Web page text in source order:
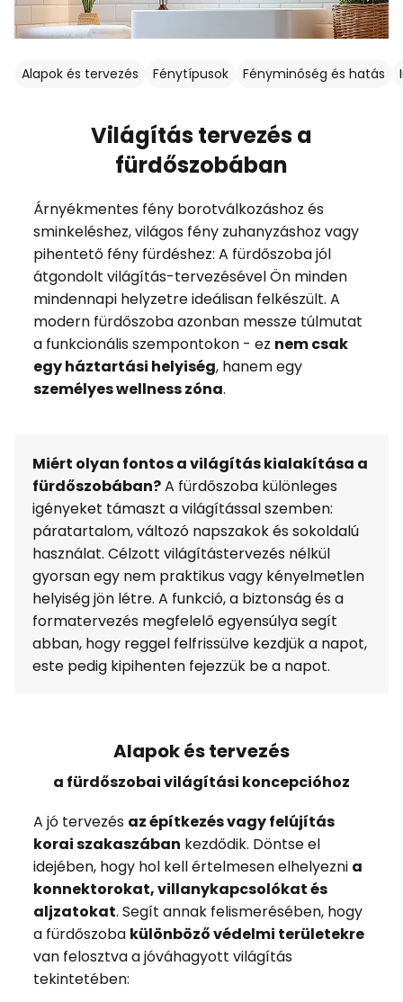
Alapok és tervezés Fénytípusok Fényminőség és hatás
Világítás tervezés a
fürdőszobában
Árnyékmentes fény borotválkozáshoz és
sminkeléshez, világos fény zuhanyzáshoz vagy
pihentető fény fürdéshez: A fürdőszoba jól
átgondolt világítás-tervezésével Ön minden
mindennapi helyzetre ideálisan felkészült. A
modern fürdőszoba azonban messze túlmutat
a funkcionális szempontokon - ez nem csak
egy háztartási helyiség, hanem egy
személyes wellness zóna.
Miért olyan fontos a világítás kialakítása a
fürdőszobában?A fürdőszoba különleges
igényeket támaszt a világítással szemben:
páratartalom, változó napszakok és sokoldalú
használat. Célzott világítástervezés nélkül
gyorsan egy nem praktikus vagy kényelmetlen
helyiség jön létre. A funkció, a biztonság és a
formatervezés megfelelő egyensúlya segít
abban, hogy reggel felfrissülve kezdjük a napot,
este pedig kipihenten fejezzük be a napot.
Alapok és tervezés
a fürdőszobai világítási koncepcióhoz
A jó tervezés az építkezés vagy felújítás
korai szakaszában kezdődik. Döntse el
idejében, hogy hol kell értelmesen elhelyezni a
konnektorokat, villanykapcsolókat és
aljzatokat. Segít annak felismerésében, hogy
a fürdőszoba különböző védelmi területekre
van felosztva a jóváhagyott világítás
tekintetében: